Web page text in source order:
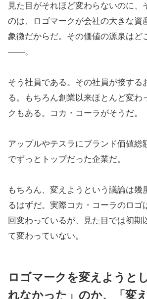
見た目がそれほど変わらないのに、
のは、ロゴマークが会社の大きな資
象徴だからだ。その価値の源泉はど
―—。
そう社員である。その社員が接する
る。もちろん創業以来ほとんど変わ
クもある。コカ・コーラがそうだ。
アップルやテスラにブランド価値総
でずっとトップだった企業だ。
もちろん、変えようという議論は幾
るはずだ。実際コカ・コーラのロゴ
回変わっているが、見た目では初期
て変わっていない。
ロゴマークを変えようと
れなかった」のか、「変